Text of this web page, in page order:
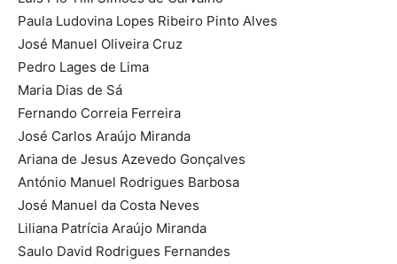
Paula Ludovina Lopes Ribeiro Pinto Alves
José Manuel Oliveira Cruz
Pedro Lages de Lima
Maria Dias de Sá
Fernando Correia Ferreira
José Carlos Araújo Miranda
Ariana de Jesus Azevedo Gonçalves
António Manuel Rodrigues Barbosa
José Manuel da Costa Neves
Liliana Patrícia Araújo Miranda
Saulo David Rodrigues Fernandes